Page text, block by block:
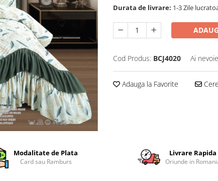
Durata de livrare: 1-3 Zile
Cod Produs: BCJ4020 Ai
Adauga la Favorite
Modalitate de Plata
Card sau Ramburs
Livrare Rapida
Oriunde in